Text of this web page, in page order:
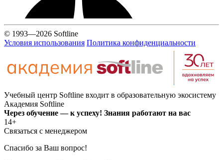
© 1993—2026 Softline
Условия использования Политика конфиденциальности
Учебный центр Softline входит в образовательную экосистему
Академия Softline
Через обучение — к успеху! Знания работают на вас
14+
Связаться с менеджером
Спасибо за Ваш вопрос!